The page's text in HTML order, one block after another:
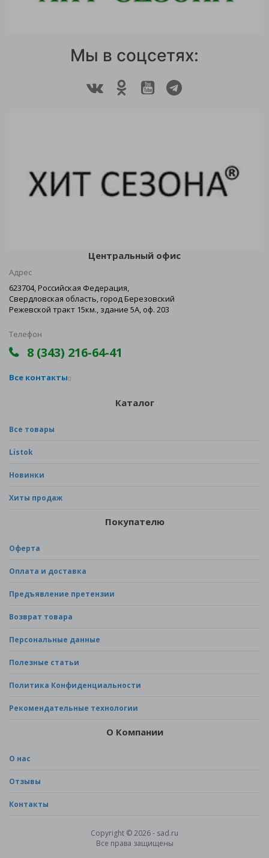
Мы в соцсетях:
Центральный офис
Адрес
623704, Российская Федерация,
Свердловская область, город Березовский
Режевской тракт 15км., здание 5А, оф. 203
Телефон
8 (343) 216-64-41
Все контакты
Каталог
Все товары
Listok
Новинки
Хиты продаж
Покупателю
Оферта
Оплата и доставка
Предъявление претензии
Возврат товара
Персональные данные
Полезные статьи
Политика Конфиденциальности
Рекомендательные технологии
О Компании
О нас
Отзывы
Контакты
Copyright © 2026 - sad.ru
Все права защищены